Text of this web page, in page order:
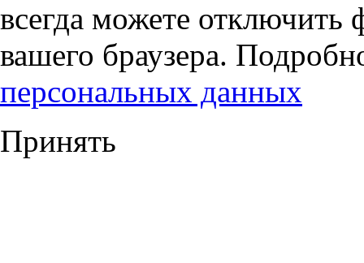
всегда можете отключить
вашего браузера.
персональных данных
Принять